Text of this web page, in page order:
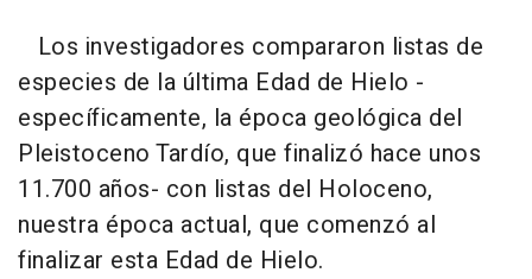
Los investigadores compararon listas de
especies de la última Edad de Hielo -
específicamente, la época geológica del
Pleistoceno Tardío, que finalizó hace unos
11.700 años- con listas del Holoceno,
nuestra época actual, que comenzó al
finalizar esta Edad de Hielo.